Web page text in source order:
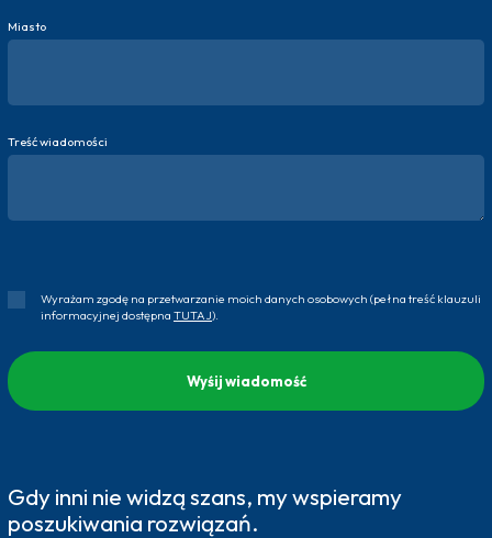
Miasto
Treść wiadomości
Wyrażam zgodę na przetwarzanie moich danych osobowych (pełna treść klauzuli
informacyjnej dostępna TUTAJ).
Gdy inni nie widzą szans, my wspieramy
poszukiwania rozwiązań.